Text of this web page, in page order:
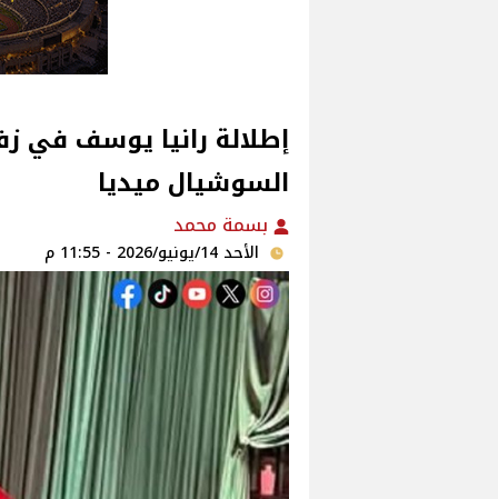
إطلالة رانيا يوسف
السوشيال ميديا
بسمة محمد
الأحد 14/يونيو/2026 - 11:55 م